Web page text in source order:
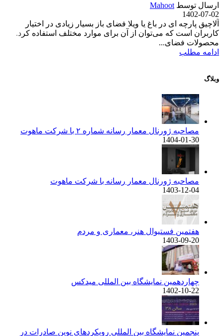
ارسال توسط Mahoot
1402-07-02
آلاچیق پارچه ‌ای در باغ یا ویلا فضای باز بسیار زیادی در اختیار
کاربران است که می‌توان از آن برای موارد مختلف استفاده کرد.
محصولات فضای...
ادامه مطلب
وبلاگ
مصاحبه ژورنال معمار رسانه شماره ۲ با شرکت ماهوت
1404-01-30
مصاحبه ژورنال معمار رسانه با شرکت ماهوت
1403-12-04
هفتمین فستیوال هنر، معماری و مردم
1403-09-20
چهاردهمین نمایشگاه بین المللی میدکس
1402-10-22
پنجمین نمایشگاه بین المللی رویکردهای نوین صادرات در